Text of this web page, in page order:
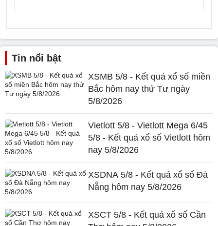
Tin nổi bật
XSMB 5/8 - Kết quả xổ số miền
Bắc hôm nay thứ Tư ngày
5/8/2026
Vietlott 5/8 - Vietlott Mega 6/45
5/8 - Kết quả xổ số Vietlott hôm
nay 5/8/2026
XSDNA 5/8 - Kết quả xổ số Đà
Nẵng hôm nay 5/8/2026
XSCT 5/8 - Kết quả xổ số Cần